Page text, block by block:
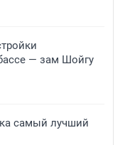
— зам Шойгу
самый лучший